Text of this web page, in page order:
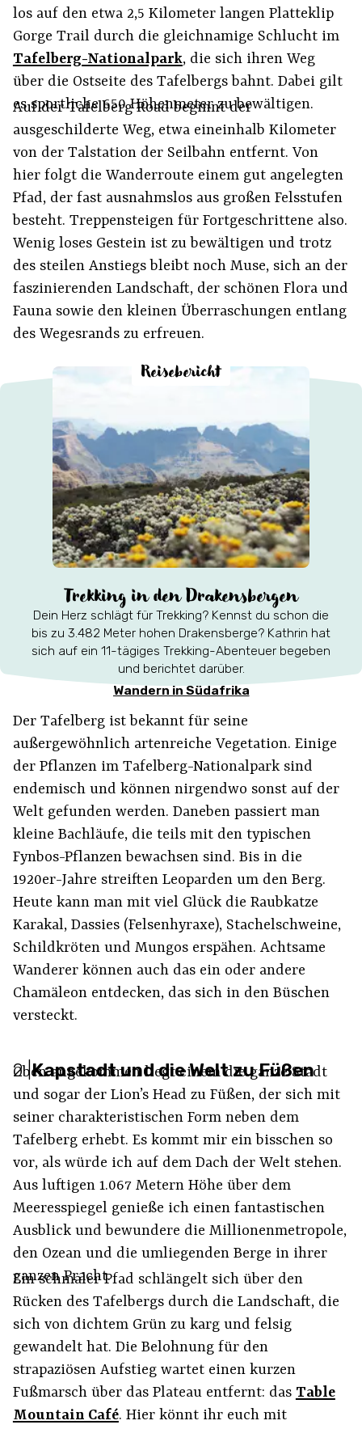
los auf den etwa 2,5 Kilometer langen Platteklip
Gorge Trail durch die gleichnamige Schlucht im
Tafelberg-Nationalpark, die sich ihren Weg
über die Ostseite des Tafelbergs bahnt. Dabei gilt
es sportliche 650 Höhenmeter zu bewältigen.
Auf der Tafelberg Road beginnt der
ausgeschilderte Weg, etwa eineinhalb Kilometer
von der Talstation der Seilbahn entfernt. Von
hier folgt die Wanderroute einem gut angelegten
Pfad, der fast ausnahmslos aus großen Felsstufen
besteht. Treppensteigen für Fortgeschrittene also.
Wenig loses Gestein ist zu bewältigen und trotz
des steilen Anstiegs bleibt noch Muse, sich an der
faszinierenden Landschaft, der schönen Flora und
Fauna sowie den kleinen Überraschungen entlang
des Wegesrands zu erfreuen.
Reisebericht
Trekking in den Drakensbergen
Dein Herz schlägt für Trekking? Kennst du schon die
bis zu 3.482 Meter hohen Drakensberge? Kathrin hat
sich auf ein 11-tägiges Trekking-Abenteuer begeben
und berichtet darüber.
Wandern in Südafrika
Der Tafelberg ist bekannt für seine
außergewöhnlich artenreiche Vegetation. Einige
der Pflanzen im Tafelberg-Nationalpark sind
endemisch und können nirgendwo sonst auf der
Welt gefunden werden. Daneben passiert man
kleine Bachläufe, die teils mit den typischen
Fynbos-Pflanzen bewachsen sind. Bis in die
1920er-Jahre streiften Leoparden um den Berg.
Heute kann man mit viel Glück die Raubkatze
Karakal, Dassies (Felsenhyraxe), Stachelschweine,
Schildkröten und Mungos erspähen. Achtsame
Wanderer können auch das ein oder andere
Chamäleon entdecken, das sich in den Büschen
versteckt.
2|Kapstadt und die Welt zu Füßen
Oben angekommen liegt einem die ganze Stadt
und sogar der Lion’s Head zu Füßen, der sich mit
seiner charakteristischen Form neben dem
Tafelberg erhebt. Es kommt mir ein bisschen so
vor, als würde ich auf dem Dach der Welt stehen.
Aus luftigen 1.067 Metern Höhe über dem
Meeresspiegel genieße ich einen fantastischen
Ausblick und bewundere die Millionenmetropole,
den Ozean und die umliegenden Berge in ihrer
ganzen Pracht.
Ein schmaler Pfad schlängelt sich über den
Rücken des Tafelbergs durch die Landschaft, die
sich von dichtem Grün zu karg und felsig
gewandelt hat. Die Belohnung für den
strapaziösen Aufstieg wartet einen kurzen
Fußmarsch über das Plateau entfernt: das Table
Mountain Café. Hier könnt ihr euch mit